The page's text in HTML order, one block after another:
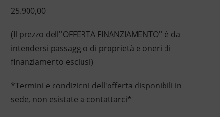
25.900,00
(Il prezzo dell''OFFERTA FINANZIAMENTO'' è da
intendersi passaggio di proprietà e oneri di
finanziamento esclusi)
*Termini e condizioni dell'offerta disponibili in
sede, non esistate a contattarci*